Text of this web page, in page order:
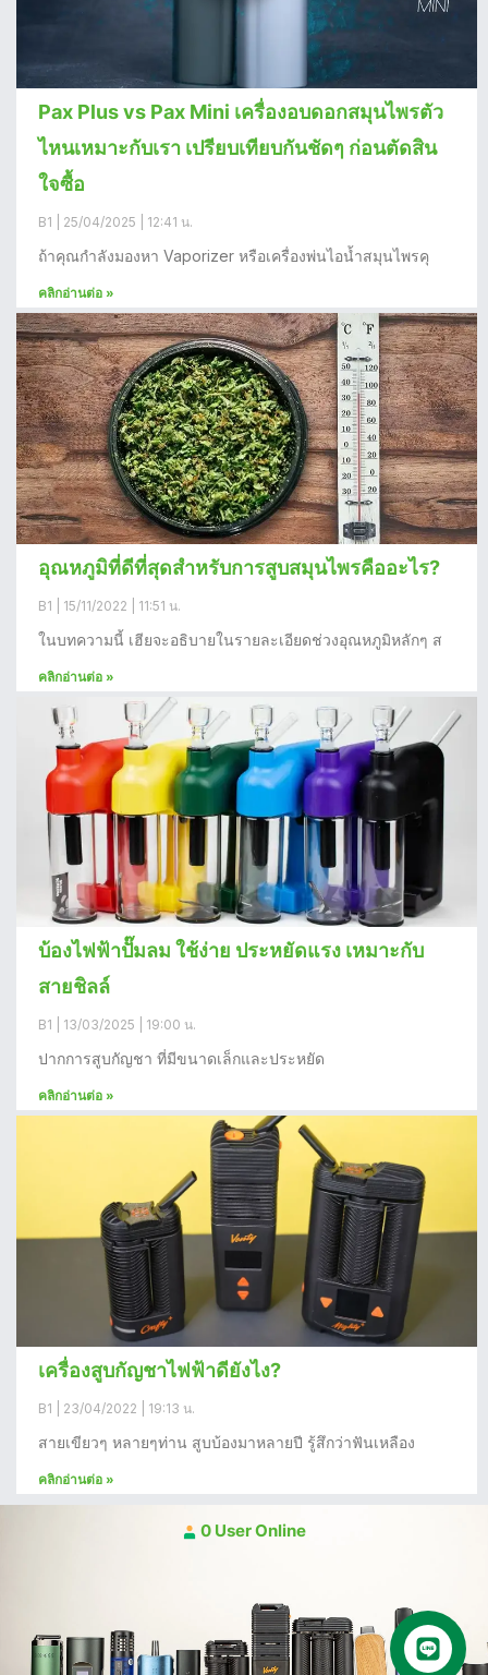
Pax Plus vs Pax Mini เครื่องอบดอกสมุนไพรตัว
ไหนเหมาะกับเรา เปรียบเทียบกันชัดๆ ก่อนตัดสิน
ใจซื้อ
B1 25/04/2025 12:41 น.
ถ้าคุณกำลังมองหา Vaporizer หรือเครื่องพ่นไอน้ำสมุนไพรคุ
คลิกอ่านต่อ »
อุณหภูมิที่ดีที่สุดสำหรับการสูบสมุนไพรคืออะไร?
B1 15/11/2022 11:51 น.
ในบทความนี้ เฮียจะอธิบายในรายละเอียดช่วงอุณหภูมิหลักๆ ส
คลิกอ่านต่อ »
บ้องไฟฟ้าปั๊มลม ใช้ง่าย ประหยัดแรง เหมาะกับ
สายชิลล์
B1 13/03/2025 19:00 น.
ปากการสูบกัญชา ที่มีขนาดเล็กและประหยัด
คลิกอ่านต่อ »
เครื่องสูบกัญชาไฟฟ้าดียังไง?
B1 23/04/2022 19:13 น.
สายเขียวๆ หลายๆท่าน สูบบ้องมาหลายปี รู้สึกว่าฟันเหลือง
คลิกอ่านต่อ »
0 User Online
คุยกับเฮีย